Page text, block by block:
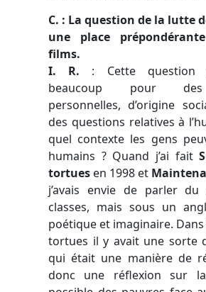
C. : La question de la lutte
une place
films.
I. R. : Cette question
beaucoup pour
personnelles, d’origine
des questions relatives à
quel contexte les gens
humains ? Quand j’ai fait
tortues en 1998 et
j’avais envie de parler
classes, mais sous un
poétique et imaginaire. Dans
tortues il y avait une sorte
qui était une manière de
donc une réflexion sur la